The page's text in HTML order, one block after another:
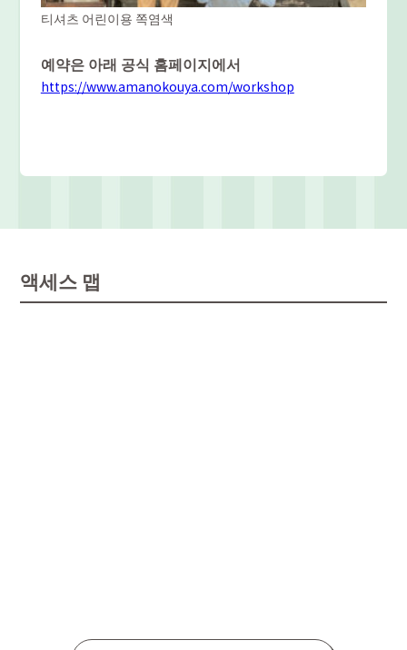
티셔츠 어린이용 쪽염색
예약은 아래 공식 홈페이지에서
https://www.amanokouya.com/workshop
액세스 맵